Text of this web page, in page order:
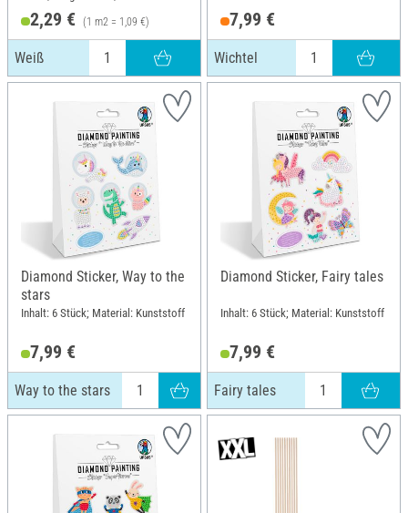
2,29 € (1 m2 = 1,09 €)
Weiß
7,99 €
Wichtel
Diamond Sticker, Way to the
stars
Inhalt: 6 Stück; Material: Kunststoff
7,99 €
Way to the stars
Diamond Sticker, Fairy tales
Inhalt: 6 Stück; Material: Kunststoff
7,99 €
Fairy tales